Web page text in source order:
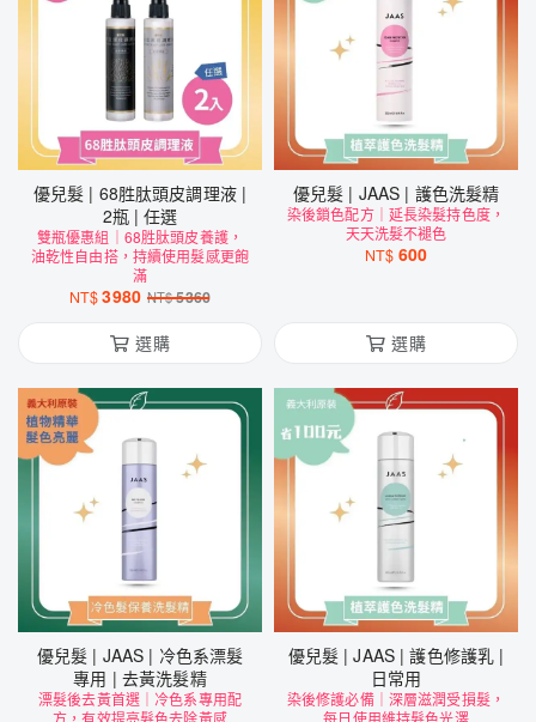
優兒髮 | 68胜肽頭皮調理液 |
2瓶 | 任選
雙瓶優惠組｜68胜肽頭皮養護，
油乾性自由搭，持續使用髮感更飽
滿
NT$3980 NT$5360
選購
優兒髮 | JAAS | 護色洗髮精
染後鎖色配方｜延長染髮持色度，
天天洗髮不褪色
NT$ 600
選購
優兒髮 | JAAS | 冷色系漂髮
專用 | 去黃洗髮精
漂髮後去黃首選｜冷色系專用配
方，有效提亮髮色去除黃感
優兒髮 | JAAS | 護色修護乳 |
日常用
染後修護必備｜深層滋潤受損髮，
每日使用維持髮色光澤